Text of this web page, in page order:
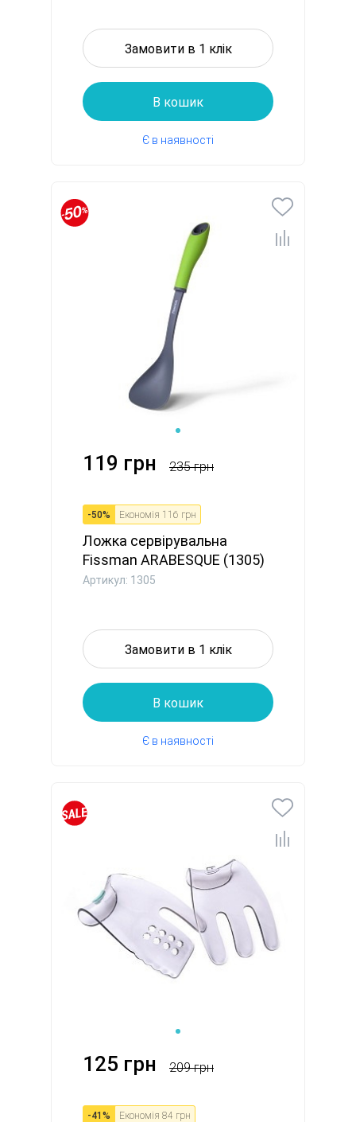
Замовити в 1 клік
В кошик
Є в наявності
119 грн 235 грн
-50% Економія 116 грн
Ложка сервірувальна
Fissman ARABESQUE (1305)
Артикул: 1305
Замовити в 1 клік
В кошик
Є в наявності
125 грн 209 грн
-41 % Економія 84 грн